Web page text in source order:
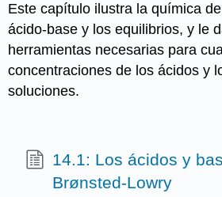
Este capítulo ilustra la química
ácido-base y los equilibrios, y le
herramientas necesarias para
concentraciones de los ácidos y
soluciones.
14.1: Los ácidos y
Brønsted-Lowry